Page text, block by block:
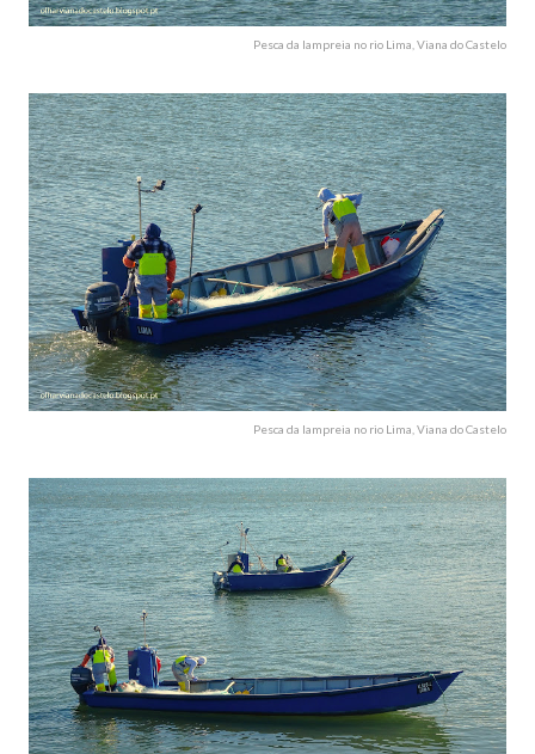
Pesca da lampreia no rio Lima, Viana do Castelo
Pesca da lampreia no rio Lima, Viana do Castelo